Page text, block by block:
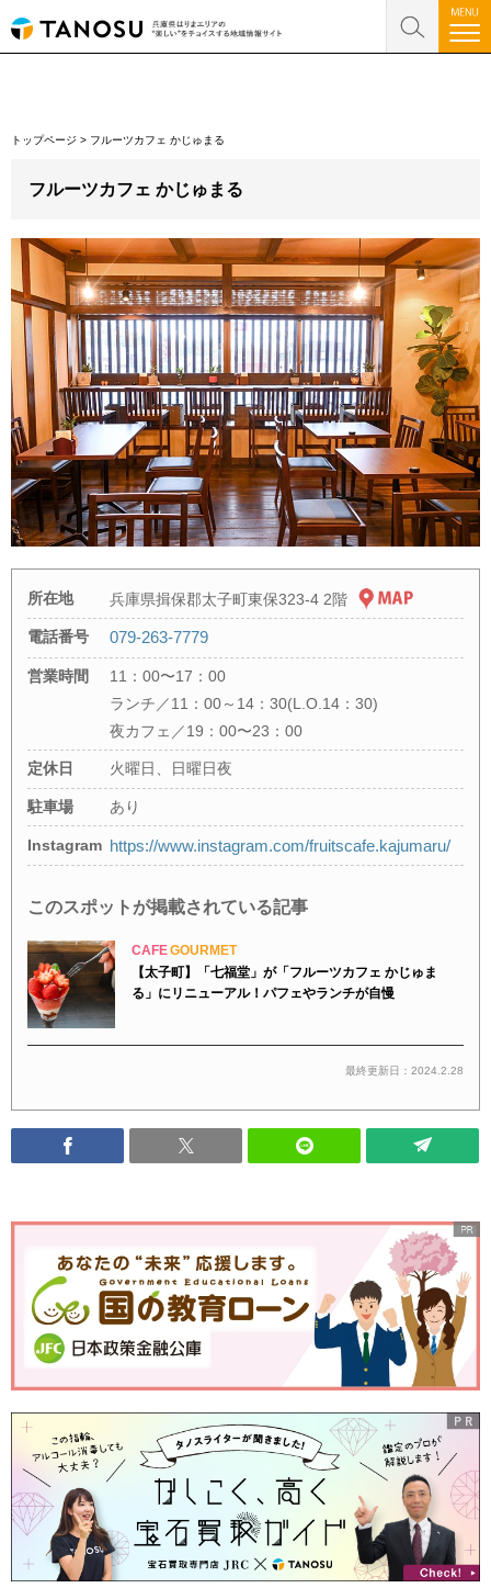
トップページ > フルーツカフェ かじゅまる
フルーツカフェ かじゅまる
所在地 兵庫県揖保郡太子町東保323-4 2階
電話番号 079-263-7779
営業時間
11：00〜17：00
ランチ／11：00～14：30(L.O.14：30)
夜カフェ／19：00〜23：00
定休日 火曜日、日曜日夜
駐車場 あり
Instagram https://www.instagram.com/fruitscafe.kajumaru/
このスポットが掲載されている記事
CAFEGOURMET
【太子町】「七福堂」が「フルーツカフェ かじゅま
る」にリニューアル！パフェやランチが自慢
最終更新日：2024.2.28